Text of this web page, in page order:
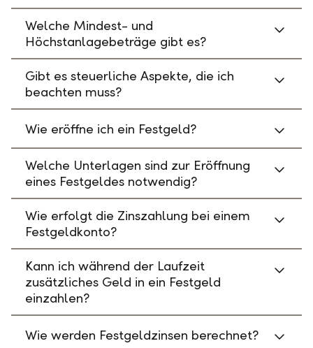
Welche Mindest- und
Höchstanlagebeträge gibt es?
Gibt es steuerliche Aspekte, die ich
beachten muss?
Wie eröffne ich ein Festgeld?
Welche Unterlagen sind zur Eröffnung
eines Festgeldes notwendig?
Wie erfolgt die Zinszahlung bei einem
Festgeldkonto?
Kann ich während der Laufzeit
zusätzliches Geld in ein Festgeld
einzahlen?
Wie werden Festgeldzinsen berechnet?